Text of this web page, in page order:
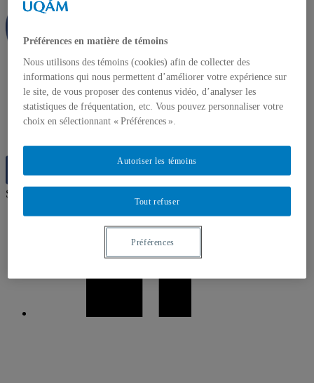
Suivez-nous
Préférences en matière de témoins
Nous utilisons des témoins (cookies) afin de collecter des
informations qui nous permettent d’améliorer votre expérience sur
le site, de vous proposer des contenus vidéo, d’analyser les
statistiques de fréquentation, etc. Vous pouvez personnaliser votre
choix en sélectionnant « Préférences ».
Tout refuser
Autoriser les témoins
Préférences